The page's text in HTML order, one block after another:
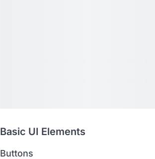
Basic UI Elements
Buttons